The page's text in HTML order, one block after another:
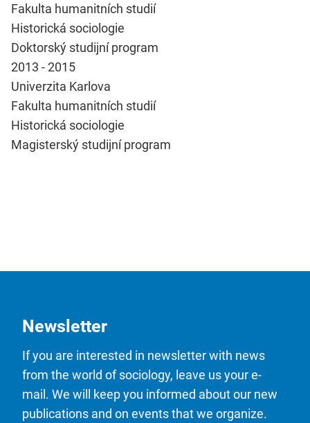
Fakulta humanitních studií
Historická sociologie
Doktorský studijní program
2013 - 2015
Univerzita Karlova
Fakulta humanitních studií
Historická sociologie
Magisterský studijní program
Newsletter
If you are interested in newsletter with news
from the world of sociology, leave us your e-
mail. We will keep you informed about our new
publications and on events that we organize.